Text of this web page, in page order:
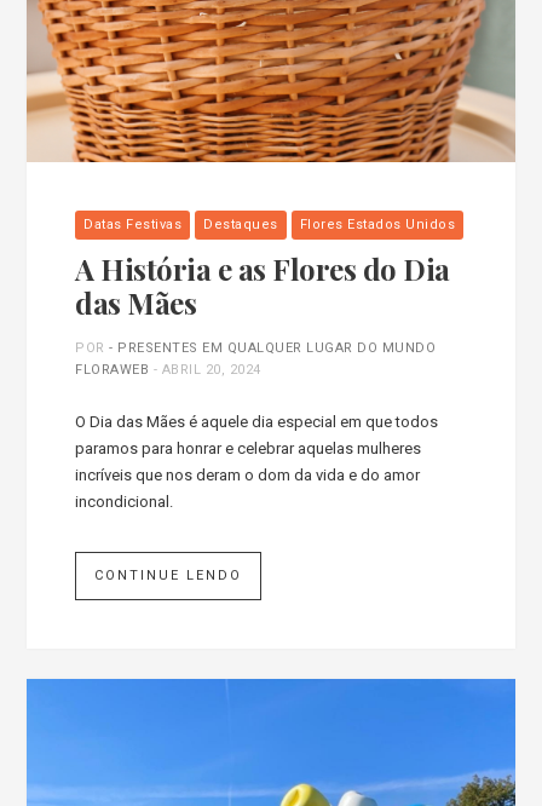
Datas Festivas Destaques Flores Estados Unidos
A História e as Flores do Dia
das Mães
POR- PRESENTES EM QUALQUER LUGAR DO MUNDO
FLORAWEB - ABRIL 20, 2024
O Dia das Mães é aquele dia especial em que todos
paramos para honrar e celebrar aquelas mulheres
incríveis que nos deram o dom da vida e do amor
incondicional.
CONTINUE LENDO